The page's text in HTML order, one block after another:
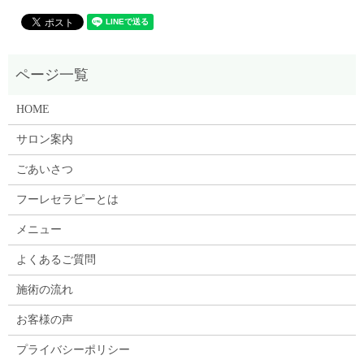
HOME
サロン案内
ごあいさつ
フーレセラピーとは
メニュー
よくあるご質問
施術の流れ
お客様の声
プライバシーポリシー